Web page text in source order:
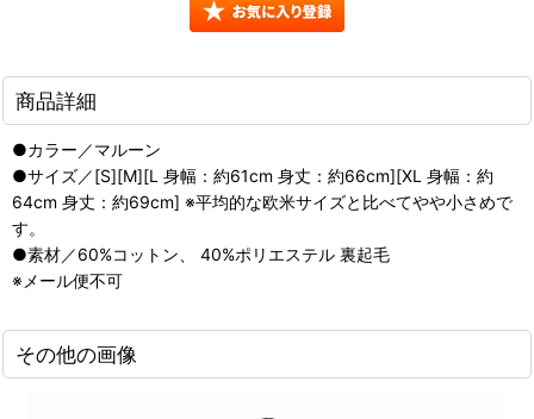
商品詳細
●カラー／マルーン
●サイズ／[S][M][L 身幅：約61cm 身丈：約66cm][XL 身幅：約
64cm 身丈：約69cm] ※平均的な欧米サイズと比べてやや小さめで
す。
●素材／60%コットン、 40%ポリエステル 裏起毛
※メール便不可
その他の画像